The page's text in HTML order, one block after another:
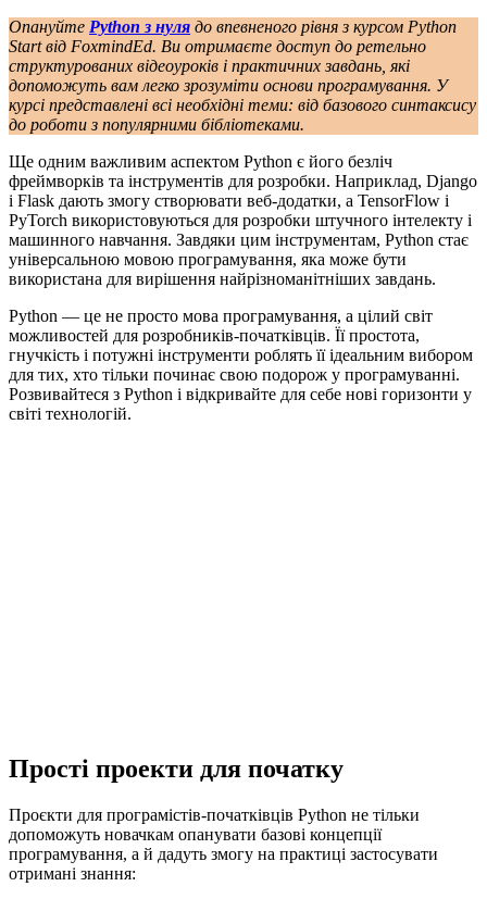
Опануйте Python з нуля до впевненого рівня з курсом Python
Start від FoxmindEd. Ви отримаєте доступ до ретельно
структурованих відеоуроків і практичних завдань, які
допоможуть вам легко зрозуміти основи програмування. У
курсі представлені всі необхідні теми: від базового синтаксису
до роботи з популярними бібліотеками.
Ще одним важливим аспектом Python є його безліч
фреймворків та інструментів для розробки. Наприклад, Django
і Flask дають змогу створювати веб-додатки, а TensorFlow і
PyTorch використовуються для розробки штучного інтелекту і
машинного навчання. Завдяки цим інструментам, Python стає
універсальною мовою програмування, яка може бути
використана для вирішення найрізноманітніших завдань.
Python — це не просто мова програмування, а цілий світ
можливостей для розробників-початківців. Її простота,
гнучкість і потужні інструменти роблять її ідеальним вибором
для тих, хто тільки починає свою подорож у програмуванні.
Розвивайтеся з Python і відкривайте для себе нові горизонти у
світі технологій.
Прості проекти для початку
Проєкти для програмістів-початківців Python не тільки
допоможуть новачкам опанувати базові концепції
програмування, а й дадуть змогу на практиці застосувати
отримані знання: